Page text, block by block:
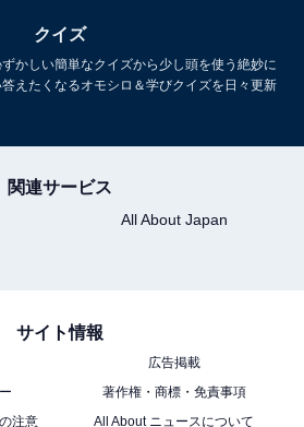
クイズ
かしい簡単なクイズから少し頭を使う絶妙に
えたくなるオモシロ＆学びクイズを日々更新
関連サービス
All About Japan
サイト情報
広告掲載
著作権・商標・免責事項
注意
All About ニュースについて